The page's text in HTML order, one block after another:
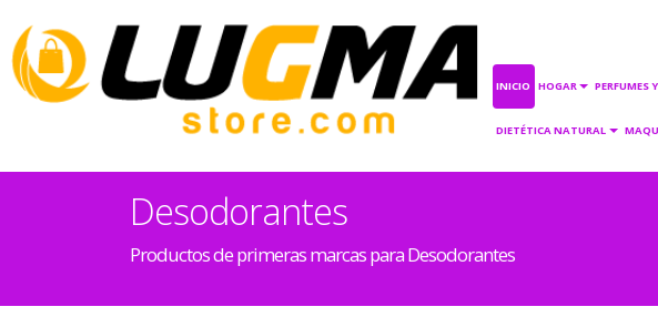
INICIO HOGAR PERFUMES
DIETÉTICA NATURAL
Desodorantes
Productos de primeras marcas para Desodorantes